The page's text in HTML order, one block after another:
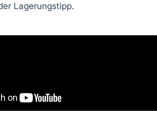
Lagerungstipp.